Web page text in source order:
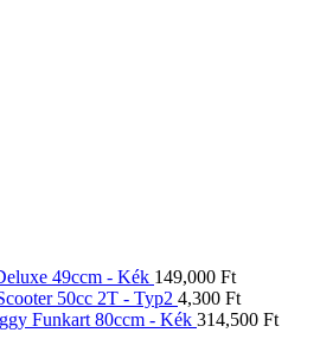
49ccm - Kék 149,000 Ft
50cc 2T - Typ2 4,300 Ft
Funkart 80ccm - Kék 314,500 Ft